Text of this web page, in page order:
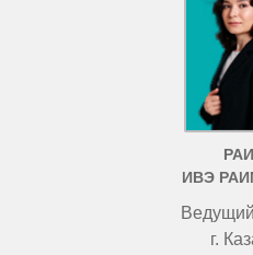
ИВЭ
г.